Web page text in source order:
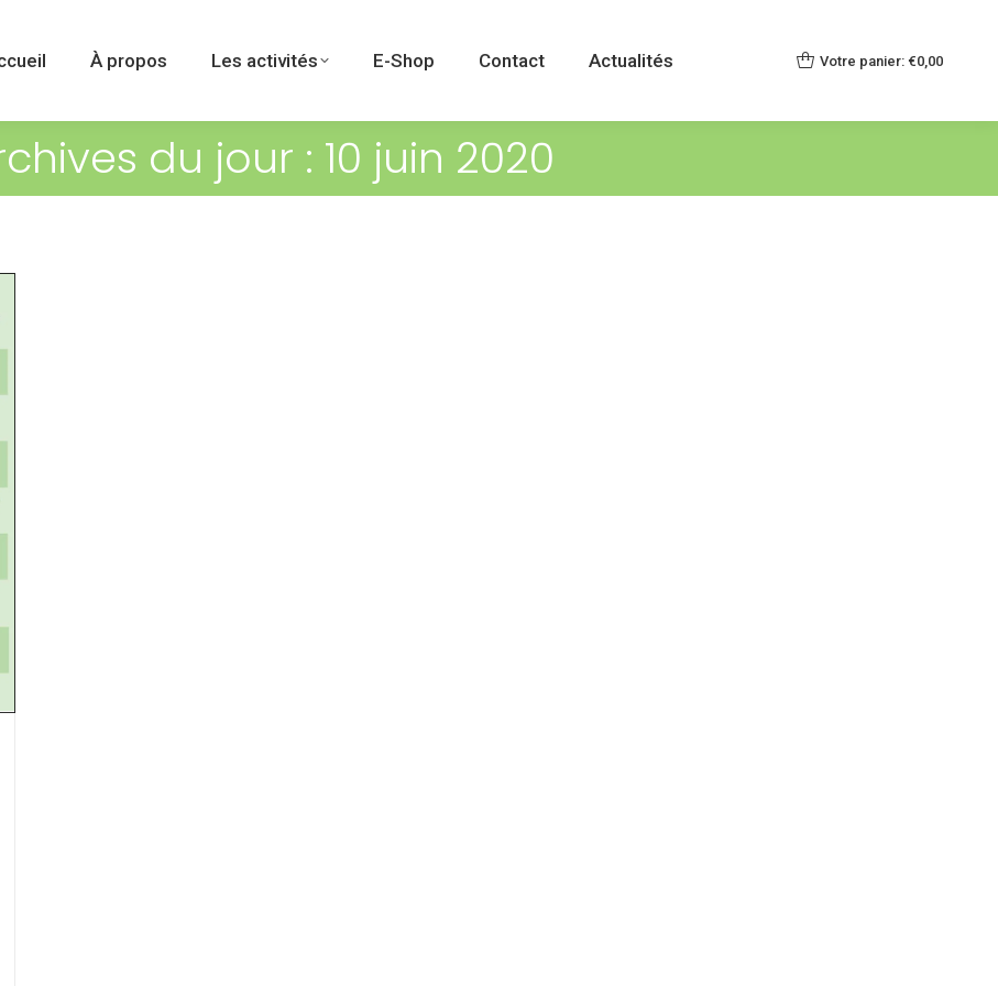
À propos Les activités E-Shop Contact Actualités Votre panier: €0,00
du jour : 10 juin 2020